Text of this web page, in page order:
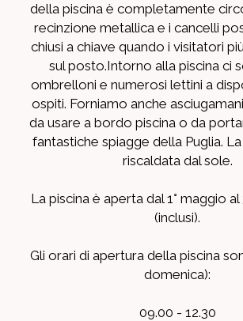
della piscina è completamente
recinzione metallica e i cancelli
chiusi a chiave quando i visitatori
sul posto.Intorno alla piscina ci
ombrelloni e numerosi lettini a
ospiti. Forniamo anche
da usare a bordo piscina o da
fantastiche spiagge della Puglia.
riscaldata dal sole.
La piscina è aperta dal 1° maggio
(inclusi).
Gli orari di apertura della piscina
domenica):
09.00 - 12.30